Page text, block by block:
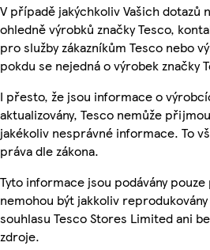
V případě jakýchkoliv Vašich dotazů
ohledně výrobků značky Tesco,
pro služby zákazníkům Tesco nebo
pokdu se nejedná o výrobek značky
I přesto, že jsou informace o
aktualizovány, Tesco nemůže
jakékoliv nesprávné informace. To
práva dle zákona.
Tyto informace jsou podávány
nemohou být jakkoliv
souhlasu Tesco Stores Limited ani
zdroje.